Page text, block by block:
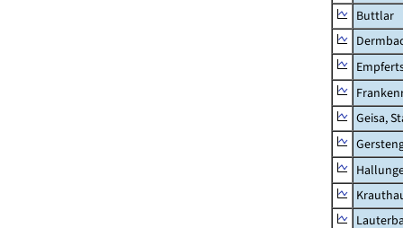
Buttlar
Geisa,